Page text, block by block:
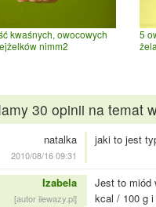
kwaśnych, owocowych
nimm2
5
30 opinii na temat
natalka
2010/08/16 09:31
jaki to jest
Izabela
[autor ilewazy.pl]
Jest to miód
kcal / 100 g i